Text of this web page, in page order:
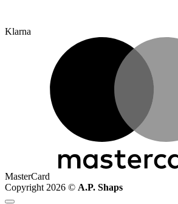
Klarna
MasterCard
Copyright 2026 © A.P. Shaps